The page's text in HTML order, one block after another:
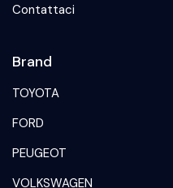
Contattaci
Brand
TOYOTA
FORD
PEUGEOT
VOLKSWAGEN